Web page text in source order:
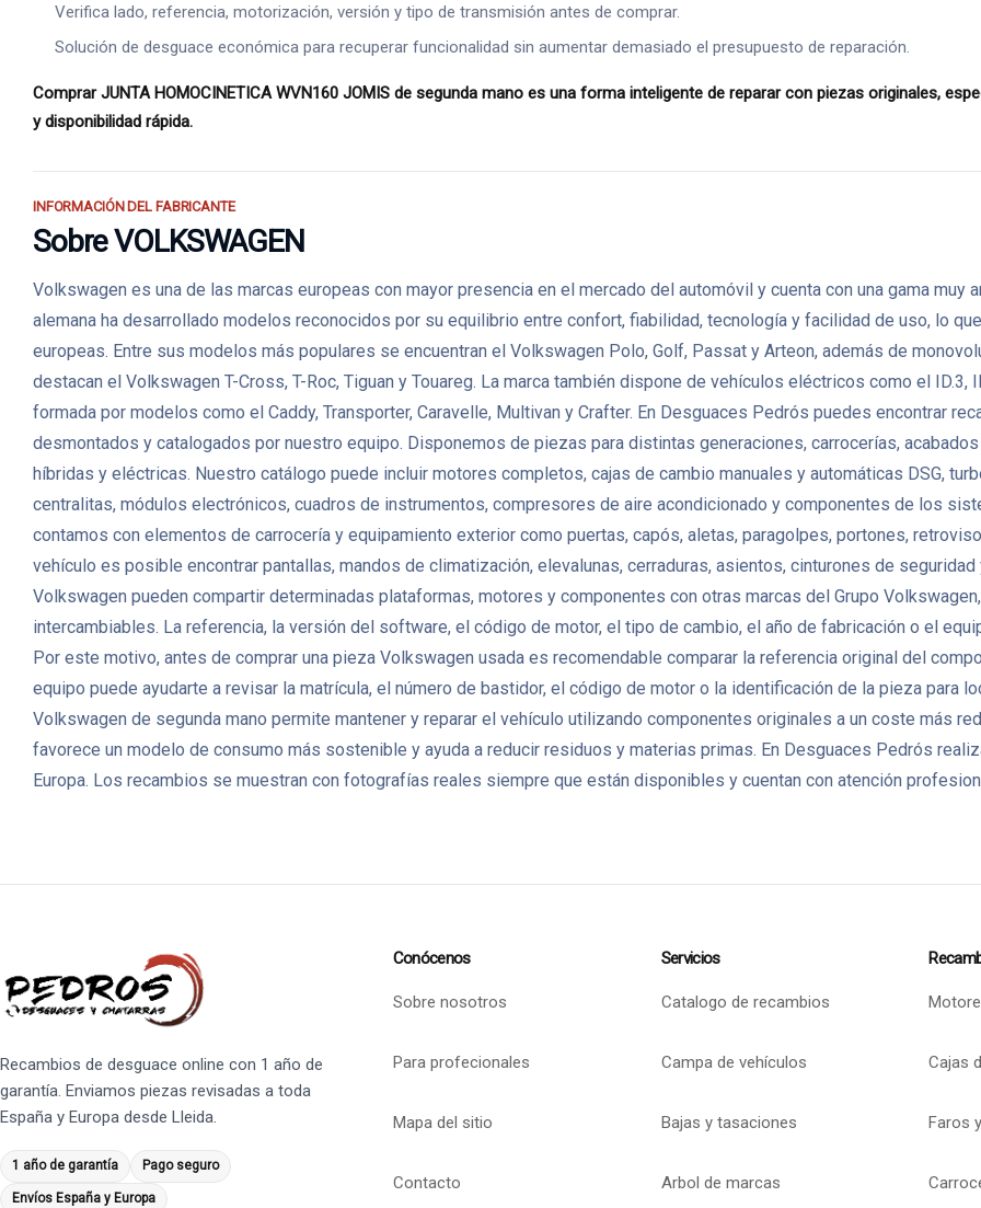
Verifica lado, referencia, motorización, versión y tipo de transmisión antes de comprar.
Solución de desguace económica para recuperar funcionalidad sin aumentar demasiado el presupuesto de reparación.
Comprar JUNTA HOMOCINETICA WVN160 JOMIS de segunda mano es una forma inteligente de reparar con piezas originales,
y disponibilidad rápida.
INFORMACIÓN DEL FABRICANTE
Sobre VOLKSWAGEN
Volkswagen es una de las marcas europeas con mayor presencia en el mercado del automóvil y cuenta con una gama muy
alemana ha desarrollado modelos reconocidos por su equilibrio entre confort, fiabilidad, tecnología y facilidad de uso, lo
europeas. Entre sus modelos más populares se encuentran el Volkswagen Polo, Golf, Passat y Arteon, además de
destacan el Volkswagen T-Cross, T-Roc, Tiguan y Touareg. La marca también dispone de vehículos eléctricos como el ID.3,
formada por modelos como el Caddy, Transporter, Caravelle, Multivan y Crafter. En Desguaces Pedrós puedes encontrar
desmontados y catalogados por nuestro equipo. Disponemos de piezas para distintas generaciones, carrocerías,
híbridas y eléctricas. Nuestro catálogo puede incluir motores completos, cajas de cambio manuales y automáticas DSG,
centralitas, módulos electrónicos, cuadros de instrumentos, compresores de aire acondicionado y componentes de los
contamos con elementos de carrocería y equipamiento exterior como puertas, capós, aletas, paragolpes, portones,
vehículo es posible encontrar pantallas, mandos de climatización, elevalunas, cerraduras, asientos, cinturones de
Volkswagen pueden compartir determinadas plataformas, motores y componentes con otras marcas del Grupo
intercambiables. La referencia, la versión del software, el código de motor, el tipo de cambio, el año de fabricación o el
Por este motivo, antes de comprar una pieza Volkswagen usada es recomendable comparar la referencia original del
equipo puede ayudarte a revisar la matrícula, el número de bastidor, el código de motor o la identificación de la pieza para
Volkswagen de segunda mano permite mantener y reparar el vehículo utilizando componentes originales a un coste más
favorece un modelo de consumo más sostenible y ayuda a reducir residuos y materias primas. En Desguaces Pedrós
Europa. Los recambios se muestran con fotografías reales siempre que están disponibles y cuentan con atención
Recambios de desguace online con 1 año de
garantía. Enviamos piezas revisadas a toda
España y Europa desde Lleida.
1 año de garantía Pago seguro
Envíos España y Europa
Conócenos
Sobre nosotros
Para profecionales
Mapa del sitio
Contacto
Servicios
Catalogo de recambios
Campa de vehículos
Bajas y tasaciones
Arbol de marcas
Cajas
Faros